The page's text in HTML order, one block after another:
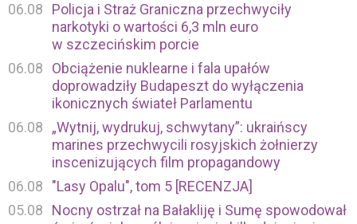
06.08
Policja i Straż Graniczna przechwyciły
narkotyki o wartości 6,3 mln euro
w szczecińskim porcie
06.08
Obciążenie nuklearne i fala upałów
doprowadziły Budapeszt do wyłączenia
ikonicznych świateł Parlamentu
06.08
„Wytnij, wydrukuj, schwytany”: ukraińscy
marines przechwycili rosyjskich żołnierzy
inscenizujących film propagandowy
06.08
"Lasy Opalu", tom 5 [RECENZJA]
05.08
Nocny ostrzał na Bałakliję i Sumę spowodował